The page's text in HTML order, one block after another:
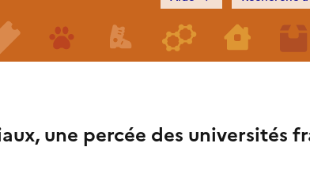
une percée des universités